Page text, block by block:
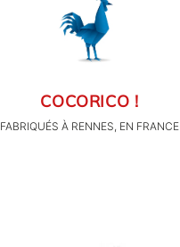
COCORICO !
FABRIQUÉS À RENNES, EN FRANCE